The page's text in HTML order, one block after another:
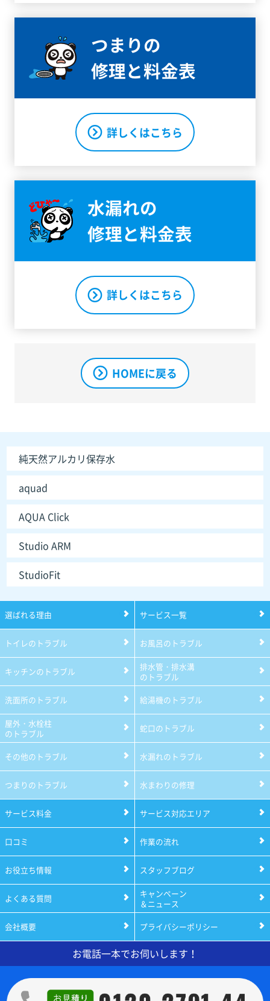
つまりの
修理と料金表
詳しくはこちら
水漏れの
修理と料金表
詳しくはこちら
HOMEに戻る
純天然アルカリ保存水
aquad
AQUA Click
Studio ARM
StudioFit
選ばれる理由 サービス一覧
トイレのトラブル お風呂のトラブル
キッチンのトラブル
排水管・排水溝
のトラブル
洗面所のトラブル
給湯機のトラブル
屋外・水栓柱
のトラブル
蛇口のトラブル
その他のトラブル 水漏れのトラブル
つまりのトラブル 水まわりの修理
サービス料金 サービス対応エリア
口コミ 作業の流れ
お役立ち情報 スタッフブログ
よくある質問
キャンペーン
＆ニュース
会社概要
プライバシーポリシー
お電話一本でお伺いします！